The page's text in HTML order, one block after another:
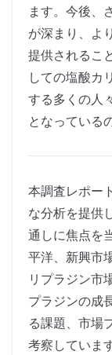
ます。今後、
が深まり、よ
提供されるこ
しての塩酸カ
する多くの人
となっている
本調査レポー
な分析を提供
通しに焦点を
平洋、新興市
リプラジン市
プラジンの成
る課題、市場
考察しています